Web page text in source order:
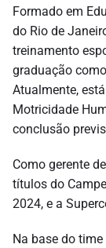
Formado em
do Rio de
treinamento
graduação
Atualmente,
Motricidade
conclusão
Como gerente
títulos do
2024, e a
Na base do